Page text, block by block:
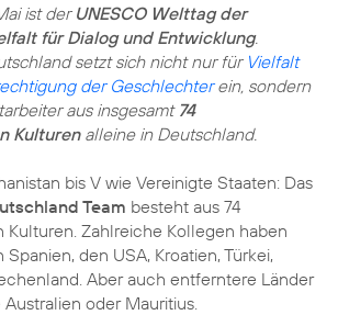
ist derUNESCO Welttag der
für Dialog und Entwicklung.
setzt sich nicht nur für Vielfalt
der Geschlechterein, sondern
aus insgesamt 74
Kulturenalleine in Deutschland.
bis V wie Vereinigte Staaten: Das
Team besteht aus 74
Kulturen. Zahlreiche Kollegen haben
den USA, Kroatien, Türkei,
Aber auch entferntere Länder
oder Mauritius.